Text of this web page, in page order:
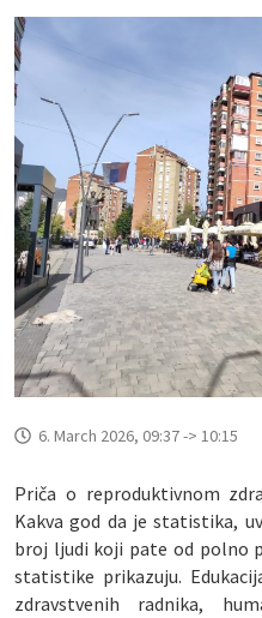
6. March 2026, 09:37 -> 10:15
Priča o reproduktivnom
Kakva god da je statistika,
broj ljudi koji pate od polno
statistike prikazuju.
zdravstvenih radnika,